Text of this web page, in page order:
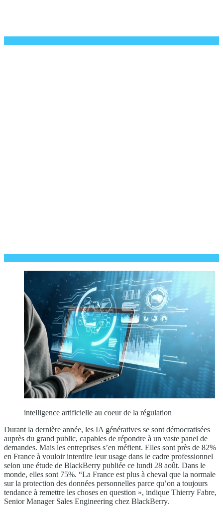
intelligence artificielle au coeur de la régulation
Durant la dernière année, les IA génératives se sont démocratisées
auprès du grand public, capables de répondre à un vaste panel de
demandes. Mais les entreprises s’en méfient. Elles sont près de 82%
en France à vouloir interdire leur usage dans le cadre professionnel
selon une étude de BlackBerry publiée ce lundi 28 août. Dans le
monde, elles sont 75%. “La France est plus à cheval que la normale
sur la protection des données personnelles parce qu’on a toujours
tendance à remettre les choses en question », indique Thierry Fabre,
Senior Manager Sales Engineering chez BlackBerry.